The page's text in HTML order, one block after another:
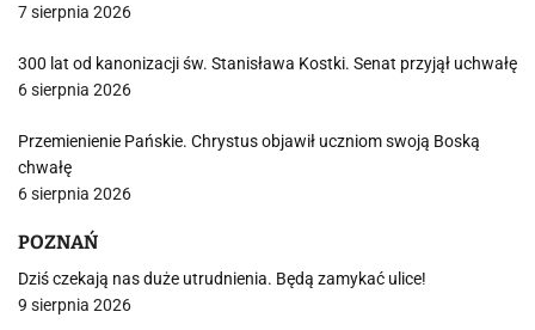
7 sierpnia 2026
300 lat od kanonizacji św. Stanisława Kostki. Senat przyjął uchwałę
6 sierpnia 2026
Przemienienie Pańskie. Chrystus objawił uczniom swoją Boską
chwałę
6 sierpnia 2026
POZNAŃ
Dziś czekają nas duże utrudnienia. Będą zamykać ulice!
9 sierpnia 2026